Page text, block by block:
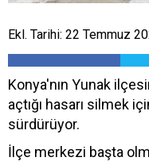
Ekl. Tarihi: 22 Temmuz
Konya'nın Yunak
açtığı hasarı silmek
sürdürüyor.
İlçe merkezi başta